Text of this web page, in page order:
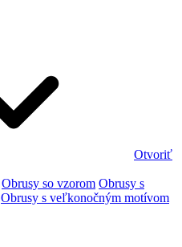
Otvoriť
Obrusy so vzorom Obrusy s
Obrusy s veľkonočným motívom